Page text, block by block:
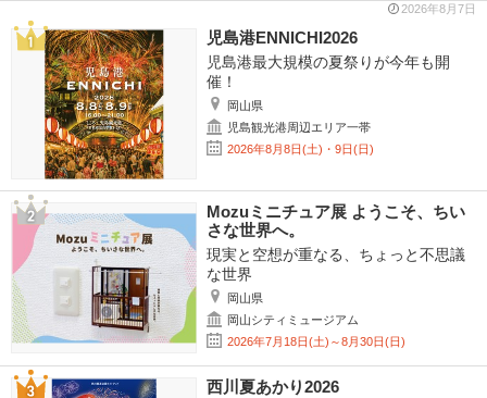
2026年8月7日
児島港ENNICHI2026
児島港最大規模の夏祭りが今年も開
催！
岡山県
児島観光港周辺エリア一帯
2026年8月8日(土)・9日(日)
Mozuミニチュア展 ようこそ、ちい
さな世界へ。
現実と空想が重なる、ちょっと不思議
な世界
岡山県
岡山シティミュージアム
2026年7月18日(土)～8月30日(日)
西川夏あかり2026